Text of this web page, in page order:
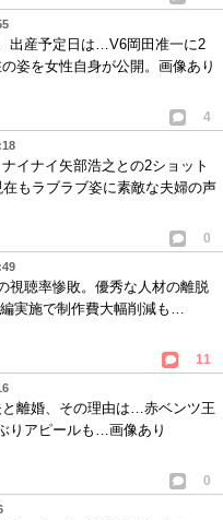
出産予定日は…V6岡田准一に2
姿を女性自身が公開。画像あり
4
イナイ矢部浩之との2ショット
もラブラブ姿に素敵な夫婦の声
0
視聴率惨敗。優秀な人材の離脱
実施で制作費大幅削減も…
11
離婚、その理由は…赤ベンツ王
りアピールも…画像あり
0